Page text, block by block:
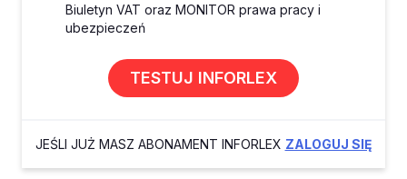
Biuletyn VAT oraz MONITOR prawa pracy i
ubezpieczeń
TESTUJ INFORLEX
JEŚLI JUŻ MASZ ABONAMENT INFORLEX ZALOGUJ SIĘ